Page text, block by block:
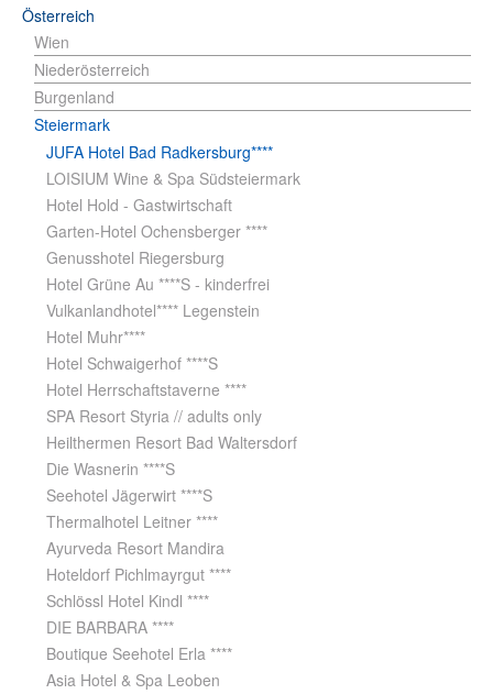
Österreich
Wien
Niederösterreich
Burgenland
Steiermark
JUFA Hotel Bad Radkersburg****
LOISIUM Wine & Spa Südsteiermark
Hotel Hold - Gastwirtschaft
Garten-Hotel Ochensberger ****
Genusshotel Riegersburg
Hotel Grüne Au ****S - kinderfrei
Vulkanlandhotel**** Legenstein
Hotel Muhr****
Hotel Schwaigerhof ****S
Hotel Herrschaftstaverne ****
SPA Resort Styria // adults only
Heilthermen Resort Bad Waltersdorf
Die Wasnerin ****S
Seehotel Jägerwirt ****S
Thermalhotel Leitner ****
Ayurveda Resort Mandira
Hoteldorf Pichlmayrgut ****
Schlössl Hotel Kindl ****
DIE BARBARA ****
Boutique Seehotel Erla ****
Asia Hotel & Spa Leoben